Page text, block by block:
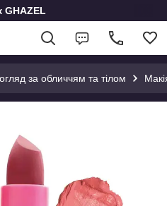
GHAZEL
за обличчям та тілом